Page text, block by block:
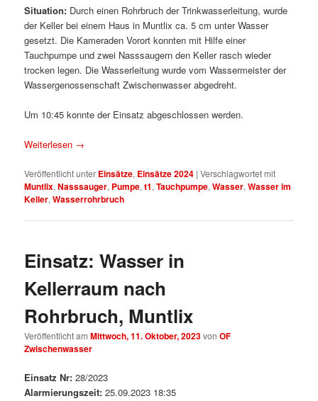
Situation: Durch einen Rohrbruch der Trinkwasserleitung, wurde
der Keller bei einem Haus in Muntlix ca. 5 cm unter Wasser
gesetzt. Die Kameraden Vorort konnten mit Hilfe einer
Tauchpumpe und zwei Nasssaugern den Keller rasch wieder
trocken legen. Die Wasserleitung wurde vom Wassermeister der
Wassergenossenschaft Zwischenwasser abgedreht.
Um 10:45 konnte der Einsatz abgeschlossen werden.
Weiterlesen →
Veröffentlicht unter Einsätze, Einsätze 2024 |Verschlagwortet mit
Muntlix,Nasssauger, Pumpe,t1,Tauchpumpe,Wasser,Wasser im
Keller,Wasserrohrbruch
Einsatz: Wasser in
Kellerraum nach
Rohrbruch, Muntlix
Veröffentlicht amMittwoch, 11. Oktober, 2023vonOF
Zwischenwasser
Einsatz Nr: 28/2023
Alarmierungszeit:25.09.2023 18:35